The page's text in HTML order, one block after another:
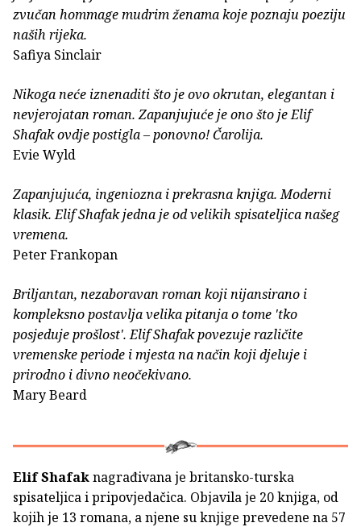
zvučan hommage mudrim ženama koje poznaju poeziju
naših rijeka.
Safiya Sinclair
Nikoga neće iznenaditi što je ovo okrutan, elegantan i
nevjerojatan roman. Zapanjujuće je ono što je Elif
Shafak ovdje postigla – ponovno! Čarolija.
Evie Wyld
Zapanjujuća, ingeniozna i prekrasna knjiga. Moderni
klasik. Elif Shafak jedna je od velikih spisateljica našeg
vremena.
Peter Frankopan
Briljantan, nezaboravan roman koji nijansirano i
kompleksno postavlja velika pitanja o tome 'tko
posjeduje prošlost'. Elif Shafak povezuje različite
vremenske periode i mjesta na način koji djeluje i
prirodno i divno neočekivano.
Mary Beard
Elif Shafaknagrađivana je britansko-turska
spisateljica i pripovjedačica. Objavila je 20 knjiga, od
kojih je 13 romana, a njene su knjige prevedene na 57